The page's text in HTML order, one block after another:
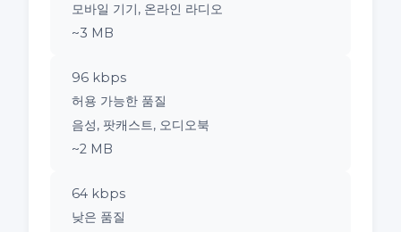
모바일 기기, 온라인 라디오
~3 MB
96 kbps
허용 가능한 품질
음성, 팟캐스트, 오디오북
~2 MB
64 kbps
낮은 품질